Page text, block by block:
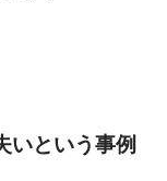
いという事例